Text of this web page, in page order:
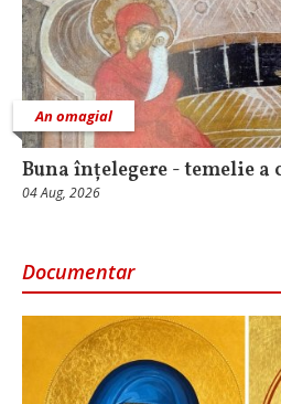
An omagial
Buna înțelegere - temelie
04 Aug, 2026
Documentar